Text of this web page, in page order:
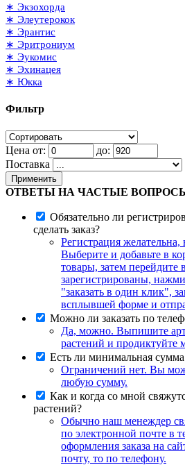
∗ Экзохорда
∗ Элеутерокок
∗ Эрантис
∗ Эритрониум
∗ Эукомис
∗ Эхинацея
∗ Юкка
Фильтр
Цена от:
до:
Поставка
Применить
ОТВЕТЫ НА ЧАСТЫЕ
Обязательно ли
сделать заказ?
Регистрация желательна,
Выберите и добавьте в
товары, затем перейдите
зарегистрированы,
"заказать в один клик",
всплывшей форме и
Можно ли заказать по
Да, можно. Выпишите
растений и продиктуйте
Есть ли минимальная сумма
Ограничений нет. Вы
любую сумму.
Как и когда со мной
растений?
Обычно наш менеждер
по электронной почте в
оформления заказа на
почту, то по телефону.